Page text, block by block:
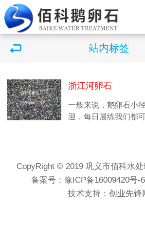
站内标签
浙江河卵石
一般来说，鹅卵石小
迎，每日晨练我们都
CopyRight © 2019 巩义市佰科水处
备案号：豫ICP备16009420号-6
技术支持： 创业先锋